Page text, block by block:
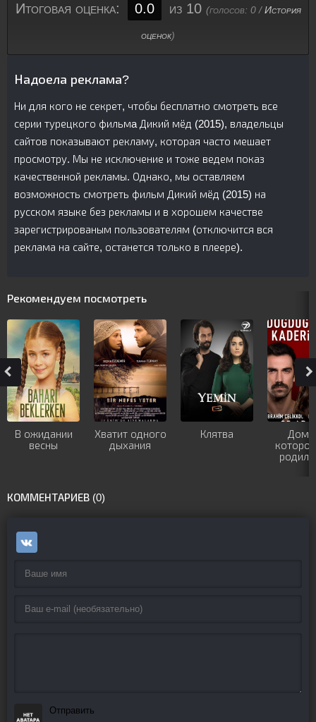
Итоговая оценка: 0.0 из 10 (голосов: 0/История
оценок)
Надоела реклама?
Ни для кого не секрет, чтобы бесплатно смотреть все
серии турецкого фильмa Дикий мёд (2015), владельцы
сайтов показывают рекламу, которая часто мешает
просмотру. Мы не исключение и тоже ведем показ
качественной рекламы. Однако, мы оставляем
возможность смотреть фильм Дикий мёд (2015) на
русском языке без рекламы и в хорошем качестве
зарегистрированым пользователям (отключится вся
реклама на сайте, останется только в плеере).
Рекомендуем посмотреть
В ожидании
весны
Хватит одного
дыхания
Клятва
Дом,
КОММЕНТАРИЕВ (0)
Отправить